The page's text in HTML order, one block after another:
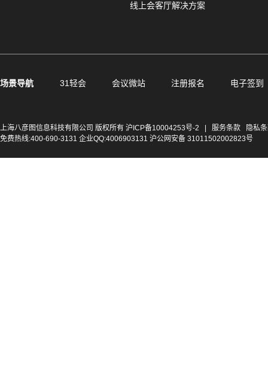
线上会客厅解决方案
场景导航 31轻会 会议微站 注册报名 电子签到
上海八彦图信息科技有限公司 版权所有 沪ICP备10004253号-2 服务条款
隐私
免费热线:400-690-3131 企业QQ:4006903131 沪公网安备 31011502002823号